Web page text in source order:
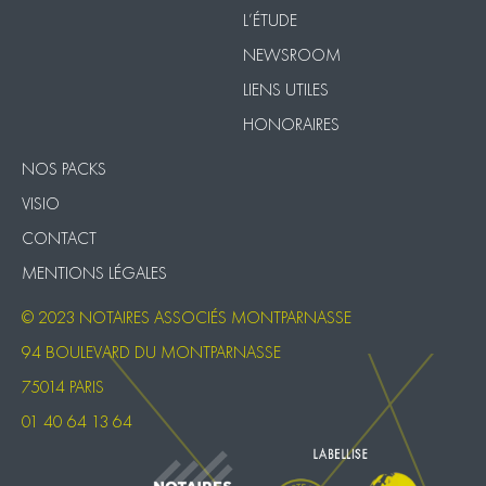
L’ÉTUDE
NEWSROOM
LIENS UTILES
HONORAIRES
NOS PACKS
VISIO
CONTACT
MENTIONS LÉGALES
© 2023 NOTAIRES ASSOCIÉS MONTPARNASSE
94 BOULEVARD DU MONTPARNASSE
75014 PARIS
01 40 64 13 64